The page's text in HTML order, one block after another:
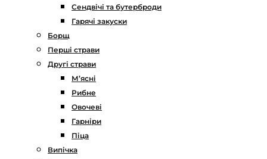
Сендвічі та бутерброди
Гарячі закуски
Борщ
Перші страви
Другі страви
М’ясні
Рибне
Овочеві
Гарніри
Піца
Випічка